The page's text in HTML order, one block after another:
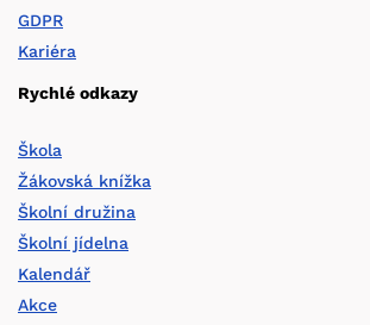
GDPR
Kariéra
Rychlé odkazy
Škola
Žákovská knížka
Školní družina
Školní jídelna
Kalendář
Akce